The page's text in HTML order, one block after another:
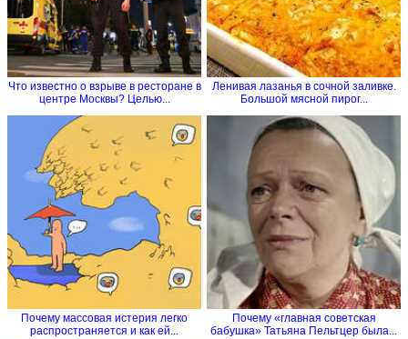
Что известно о взрыве в ресторане в
центре Москвы? Целью...
Ленивая лазанья в сочной заливке.
Большой мясной пирог...
Почему массовая истерия легко
распространяется и как ей...
Почему «главная советская
бабушка» Татьяна Пельтцер была...